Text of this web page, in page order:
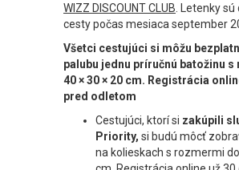
WIZZ DISCOUNT CLUB. Letenky
cesty počas mesiaca september
Všetci cestujúci si môžu
palubu jednu príručnú batožinu
40 × 30 × 20 cm. Registrácia
pred odletom
Cestujúci, ktorí si zakúpili
Priority, si budú môcť
na kolieskach s rozmermi